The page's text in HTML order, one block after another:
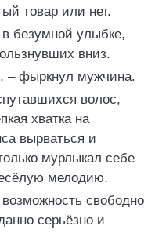
товар или нет.
безумной улыбке,
вниз.
– фыркнул мужчина.
волос,
хватка на
вырваться и
мурлыкал себе
мелодию.
свободно
серьёзно и